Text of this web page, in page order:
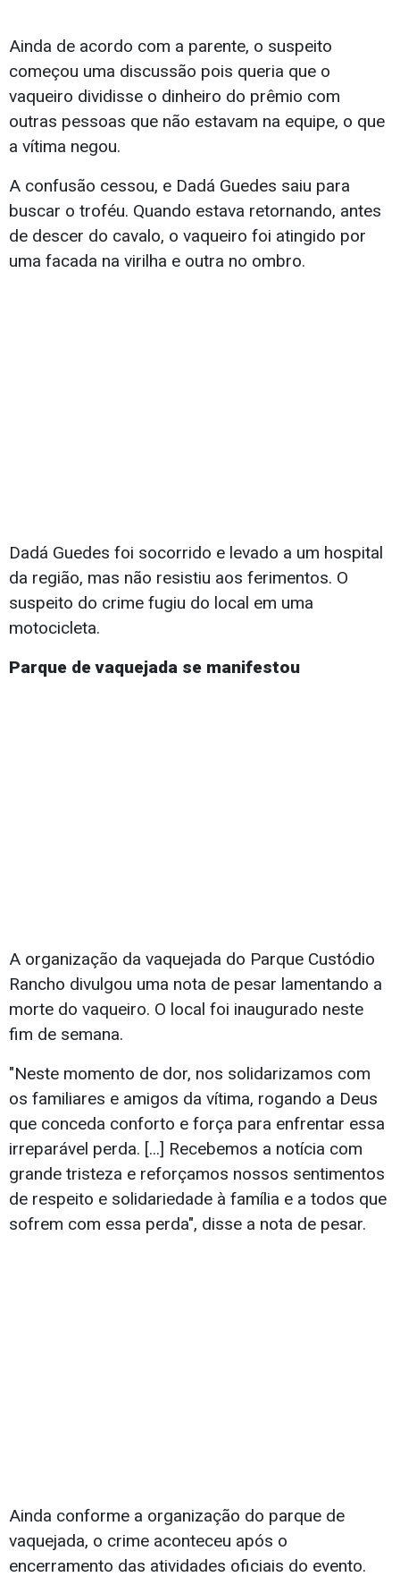
Ainda de acordo com a parente, o suspeito
começou uma discussão pois queria que o
vaqueiro dividisse o dinheiro do prêmio com
outras pessoas que não estavam na equipe, o que
a vítima negou.
A confusão cessou, e Dadá Guedes saiu para
buscar o troféu. Quando estava retornando, antes
de descer do cavalo, o vaqueiro foi atingido por
uma facada na virilha e outra no ombro.
Dadá Guedes foi socorrido e levado a um hospital
da região, mas não resistiu aos ferimentos. O
suspeito do crime fugiu do local em uma
motocicleta.
Parque de vaquejada se manifestou
A organização da vaquejada do Parque Custódio
Rancho divulgou uma nota de pesar lamentando a
morte do vaqueiro. O local foi inaugurado neste
fim de semana.
"Neste momento de dor, nos solidarizamos com
os familiares e amigos da vítima, rogando a Deus
que conceda conforto e força para enfrentar essa
irreparável perda. [...] Recebemos a notícia com
grande tristeza e reforçamos nossos sentimentos
de respeito e solidariedade à família e a todos que
sofrem com essa perda", disse a nota de pesar.
Ainda conforme a organização do parque de
vaquejada, o crime aconteceu após o
encerramento das atividades oficiais do evento.